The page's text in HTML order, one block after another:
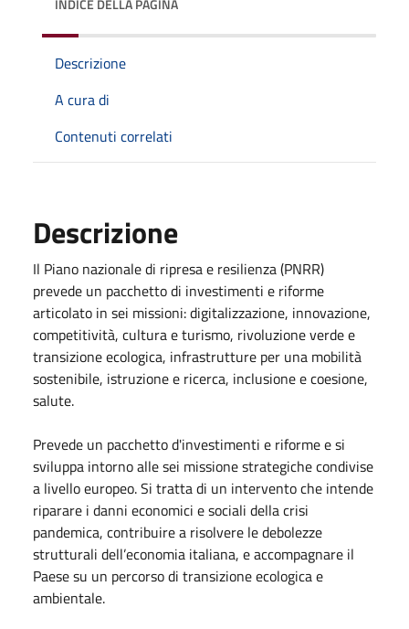
Descrizione
A cura di
Contenuti correlati
Descrizione
Il Piano nazionale di ripresa e resilienza (PNRR)
prevede un pacchetto di investimenti e riforme
articolato in sei missioni: digitalizzazione, innovazione,
competitività, cultura e turismo, rivoluzione verde e
transizione ecologica, infrastrutture per una mobilità
sostenibile, istruzione e ricerca, inclusione e coesione,
salute.
Prevede un pacchetto d'investimenti e riforme e si
sviluppa intorno alle sei missione strategiche condivise
a livello europeo. Si tratta di un intervento che intende
riparare i danni economici e sociali della crisi
pandemica, contribuire a risolvere le debolezze
strutturali dell’economia italiana, e accompagnare il
Paese su un percorso di transizione ecologica e
ambientale.